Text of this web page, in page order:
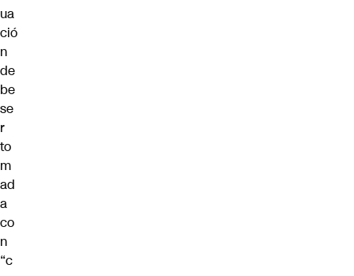
ua
ció
n
de
be
se
r
to
m
ad
a
co
n
“c